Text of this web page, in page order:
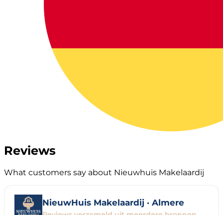
Reviews
What customers say about Nieuwhuis Makelaardij